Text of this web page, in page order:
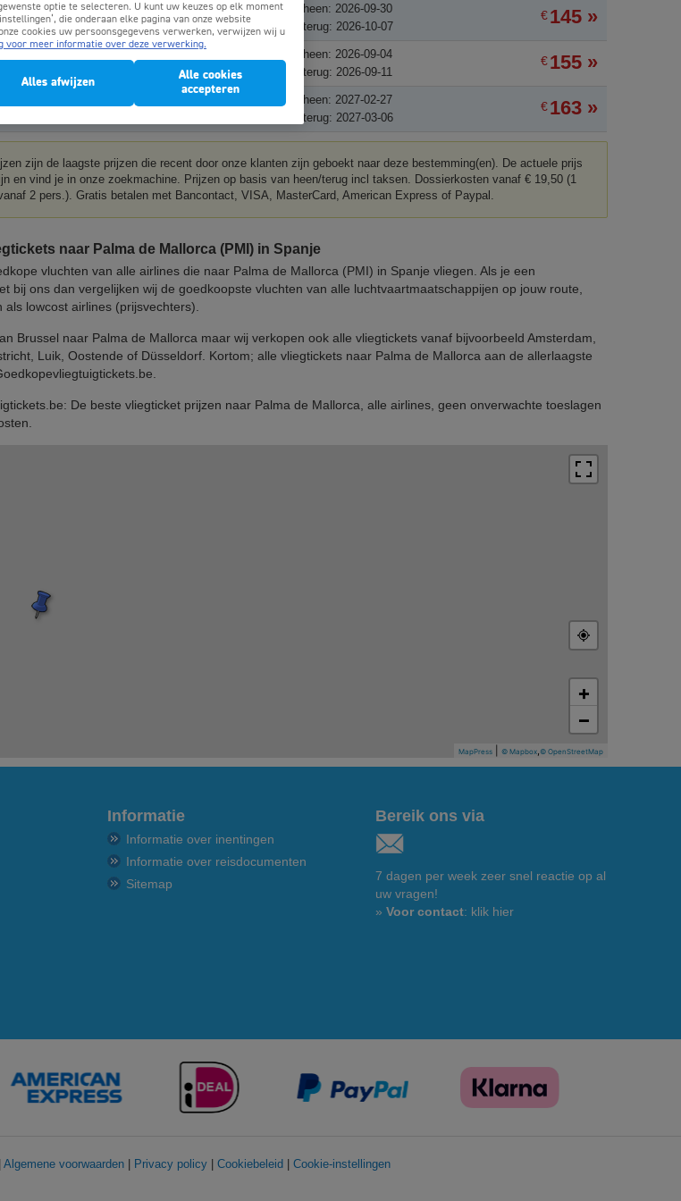
Lille - Mallorca
Datum heen: 2026-09-30
Datum terug: 2026-10-07
€145 »
Brussel - Mallorca
Datum heen: 2026-09-04
Datum terug: 2026-09-11
€155 »
Brussel - Mallorca
Datum heen: 2027-02-27
Datum terug: 2027-03-06
€163 »
zijn de laagste prijzen die recent door onze klanten zijn geboekt naar deze bestemming(en). De actuele prijs
en vind je in onze zoekmachine. Prijzen op basis van heen/terug incl taksen. Dossierkosten vanaf € 19,50 (1
2 pers.). Gratis betalen met Bancontact, VISA, MasterCard, American Express of Paypal.
naar Palma de Mallorca (PMI) in Spanje
vluchten van alle airlines die naar Palma de Mallorca (PMI) in Spanje vliegen. Als je een
bij ons dan vergelijken wij de goedkoopste vluchten van alle luchtvaartmaatschappijen op jouw route,
als lowcost airlines (prijsvechters).
Brussel naar Palma de Mallorca maar wij verkopen ook alle vliegtickets vanaf bijvoorbeeld Amsterdam,
Luik, Oostende of Düsseldorf. Kortom; alle vliegtickets naar Palma de Mallorca aan de allerlaagste
De beste vliegticket prijzen naar Palma de Mallorca, alle airlines, geen onverwachte toeslagen
+
−
MapPress © Mapbox,© OpenStreetMap
Informatie
Informatie over inentingen
Informatie over reisdocumenten
Sitemap
Bereik ons via
7 dagen per week zeer snel reactie op al
uw vragen!
» Voor contact: klik hier
Algemene voorwaarden| Privacy policy| Cookiebeleid Cookie-instellingen
optie te selecteren. U kunt uw keuzes op elk moment
die onderaan elke pagina van onze website
cookies uw persoonsgegevens verwerken, verwijzen wij u
voor meer informatie over deze verwerking.
Alles afwijzen
Alle cookies
accepteren